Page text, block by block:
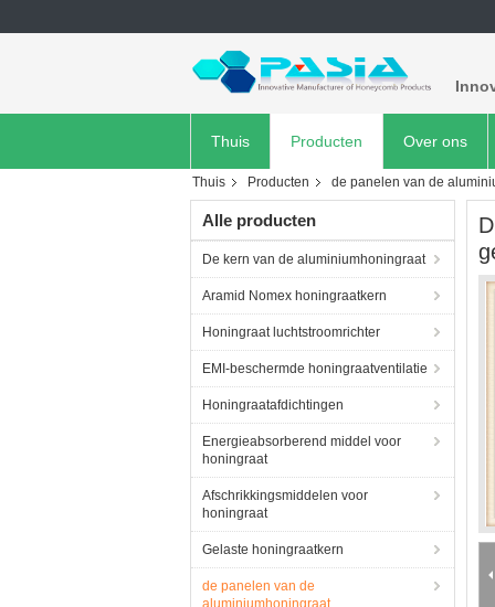
Thuis Producten Over ons
Thuis Producten de panelen van de
Alle producten
De kern van de aluminiumhoningraat
Aramid Nomex honingraatkern
Honingraat luchtstroomrichter
EMI-beschermde honingraatventilatie
Honingraatafdichtingen
Energieabsorberend middel voor
honingraat
Afschrikkingsmiddelen voor
honingraat
Gelaste honingraatkern
de panelen van de
aluminiumhoningraat